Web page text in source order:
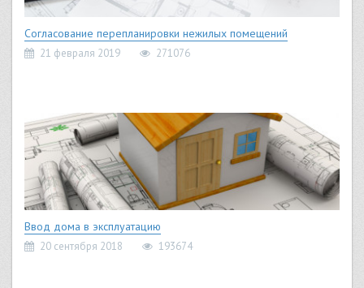
Согласование перепланировки нежилых помещений
21 февраля 2019 271076
Ввод дома в эксплуатацию
20 сентября 2018 193674